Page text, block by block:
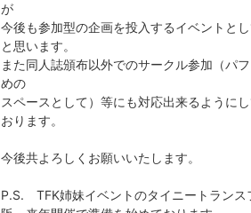
が
今後も参加型の企画を投入するイベントと
と思います。
また同人誌頒布以外でのサークル参加（パ
めの
スペースとして）等にも対応出来るように
おります。
今後共よろしくお願いいたします。
P.S. TFK姉妹イベントのタイニートランス